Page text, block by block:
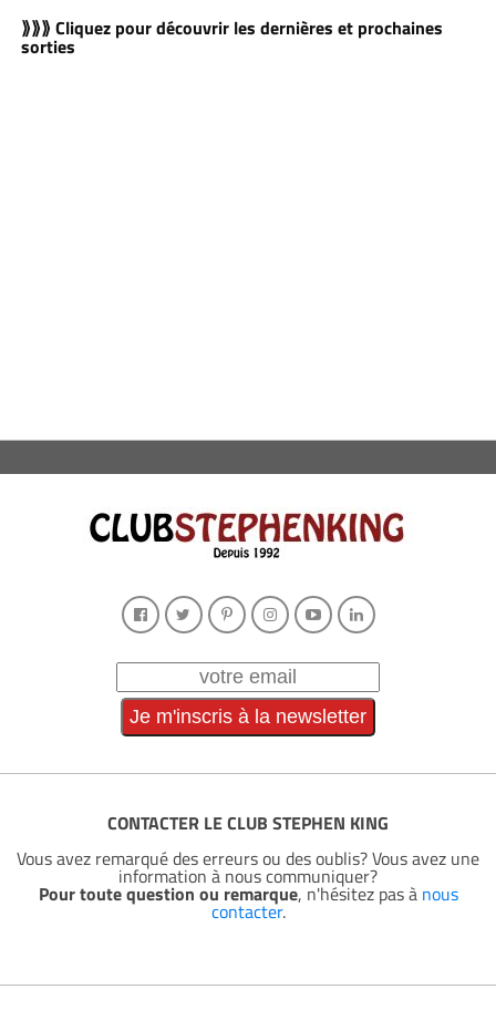
⟫⟫⟫ Cliquez pour découvrir les dernières et prochaines
sorties
CONTACTER LE CLUB STEPHEN KING
Vous avez remarqué des erreurs ou des oublis? Vous avez une
information à nous communiquer?
Pour toute question ou remarque, n'hésitez pas à nous
contacter.